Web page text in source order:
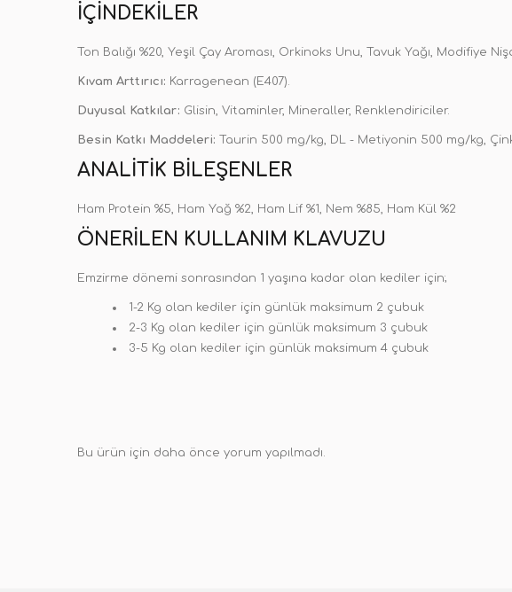
İÇINDEKILER
Ton Balığı %20, Yeşil Çay Aroması, Orkinoks Unu, Tavuk Yağı, Modifiye
Kıvam Arttırıcı: Karragenean (E407).
Duyusal Katkılar: Glisin, Vitaminler, Mineraller, Renklendiriciler.
Besin Katkı Maddeleri: Taurin 500 mg/kg, DL - Metiyonin 500 mg/kg,
ANALITIK BILEŞENLER
Ham Protein %5, Ham Yağ %2, Ham Lif %1, Nem %85, Ham Kül %2
ÖNERILEN KULLANIM KLAVUZU
Emzirme dönemi sonrasından 1 yaşına kadar olan kediler için;
1-2 Kg olan kediler için günlük maksimum 2 çubuk
2-3 Kg olan kediler için günlük maksimum 3 çubuk
3-5 Kg olan kediler için günlük maksimum 4 çubuk
Bu ürün için daha önce yorum yapılmadı.